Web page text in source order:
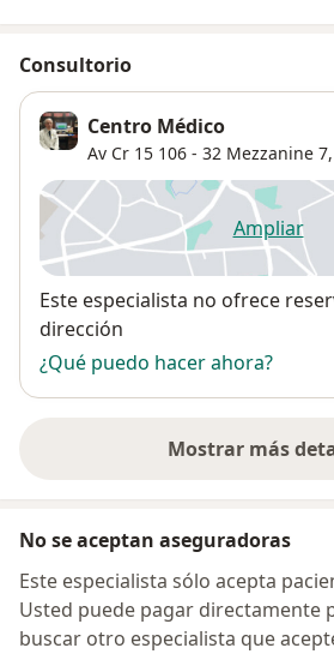
Consultorio
Centro Médico
Av Cr 15 106 - 32 Mezzanine 7,
Ampliar
se
Disponibilidad
Este especialista no ofrece
dirección
¿Qué puedo hacer ahora?
Mostrar mássobre
No se aceptan aseguradoras
Este especialista sólo acepta
Usted puede pagar directamente
buscar otro especialista que